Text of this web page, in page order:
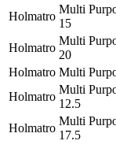
Holmatro
Multi
15
Holmatro
Multi
20
Holmatro Multi
Holmatro
Multi
12.5
Holmatro
Multi
17.5